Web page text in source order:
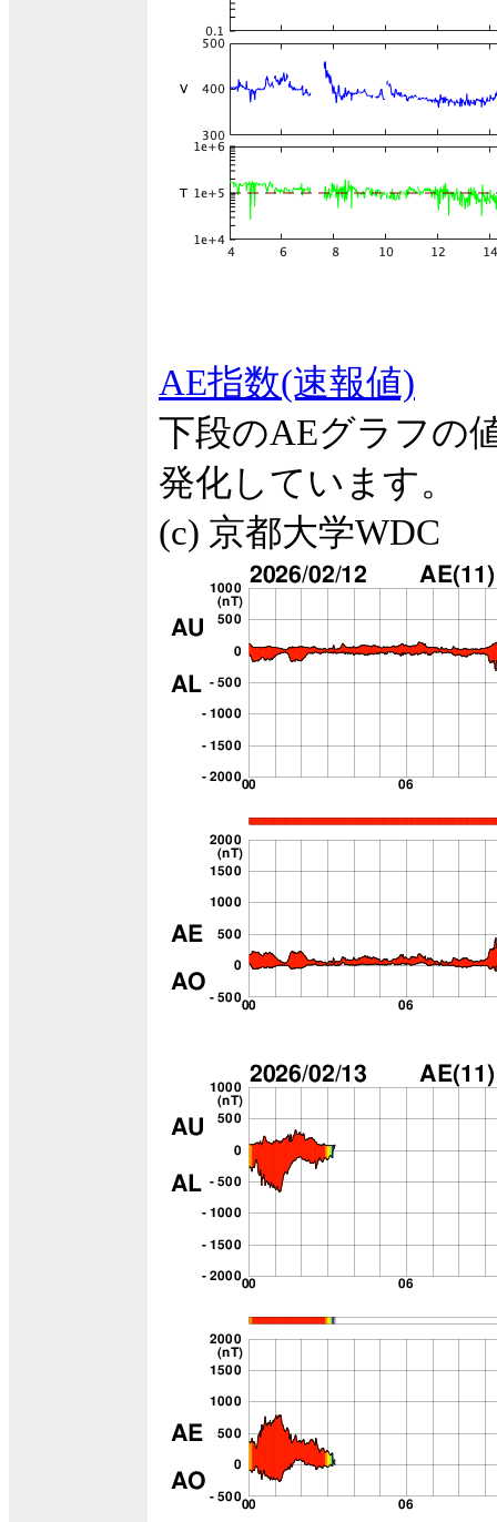
AE指数(速報値)
下段のAEグラフの
発化しています。
(c) 京都大学WDC